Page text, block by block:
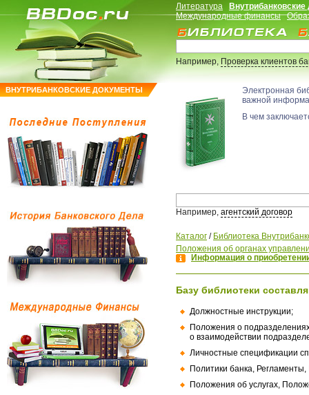
ВНУТРИБАНКОВСКИЕ ДОКУМЕНТЫ
Литература
Международные финансы
Например,Проверка клиентов
Электронная
важной
В чем
Например, агентский договор
Каталог / Библиотека
Положения об органах
Информация о
Базу библиотеки
Должностные инструкции;
Положения о
о взаимодействии
Личностные спецификации
Политики банка,
Положения об услугах,